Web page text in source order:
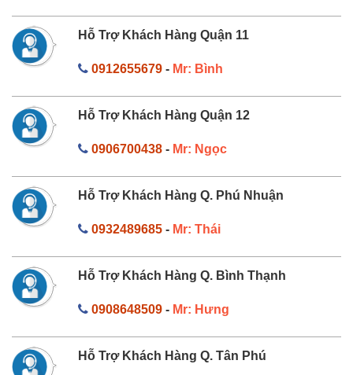
Hỗ Trợ Khách Hàng Quận 11
0912655679- Mr: Bình
Hỗ Trợ Khách Hàng Quận 12
0906700438- Mr: Ngọc
Hỗ Trợ Khách Hàng Q. Phú Nhuận
0932489685- Mr: Thái
Hỗ Trợ Khách Hàng Q. Bình Thạnh
0908648509- Mr: Hưng
Hỗ Trợ Khách Hàng Q. Tân Phú